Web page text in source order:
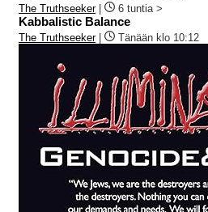
The Truthseeker| 6 tuntia >
Kabbalistic Balance
The Truthseeker| Tänään klo 10:12